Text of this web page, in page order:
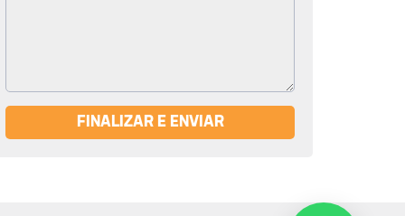
FINALIZAR E ENVIAR